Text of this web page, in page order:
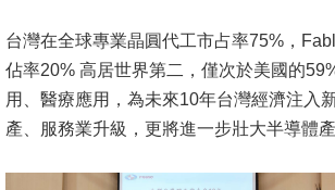
及
文
件
台灣在全球專業晶圓代工市占率75%，
佔率20% 高居世界第二，僅次於美國的
用、醫療應用，為未來10年台灣經濟注入
產、服務業升級，更將進一步壯大半導體產